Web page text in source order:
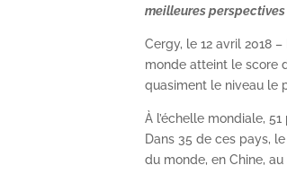
meilleures perspectives
Cergy, le 12 avril 2018
monde atteint le score
quasiment le niveau le
À l’échelle mondiale,
Dans 35 de ces pays,
du monde, en Chine,